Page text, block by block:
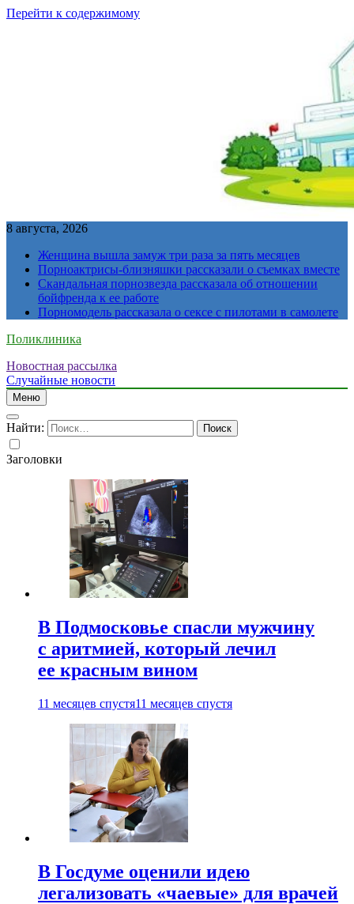
Перейти к содержимому
8 августа, 2026
Женщина вышла замуж три раза за пять месяцев
Порноактрисы-близняшки рассказали о съемках вместе
Скандальная порнозвезда рассказала об отношении
бойфренда к ее работе
Порномодель рассказала о сексе с пилотами в самолете
Поликлиника
Новостная рассылка
Случайные новости
Меню
Найти:
Заголовки
В Подмосковье спасли мужчину
с аритмией, который лечил
ее красным вином
11 месяцев спустя11 месяцев спустя
В Госдуме оценили идею
легализовать «чаевые» для врачей